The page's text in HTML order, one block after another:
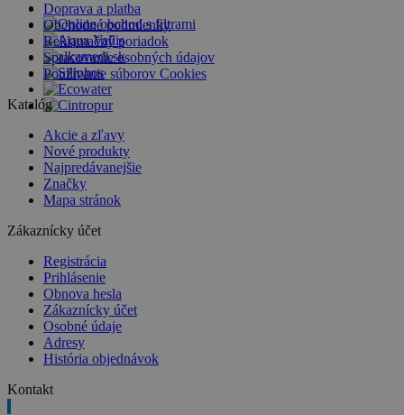
Doprava a platba
Obchodné podmienky
Reklamačný poriadok
Spracovanie osobných údajov
Používanie súborov Cookies
Katalóg
Akcie a zľavy
Nové produkty
Najpredávanejšie
Značky
Mapa stránok
Zákaznícky účet
Registrácia
Prihlásenie
Obnova hesla
Zákaznícky účet
Osobné údaje
Adresy
História objednávok
Kontakt